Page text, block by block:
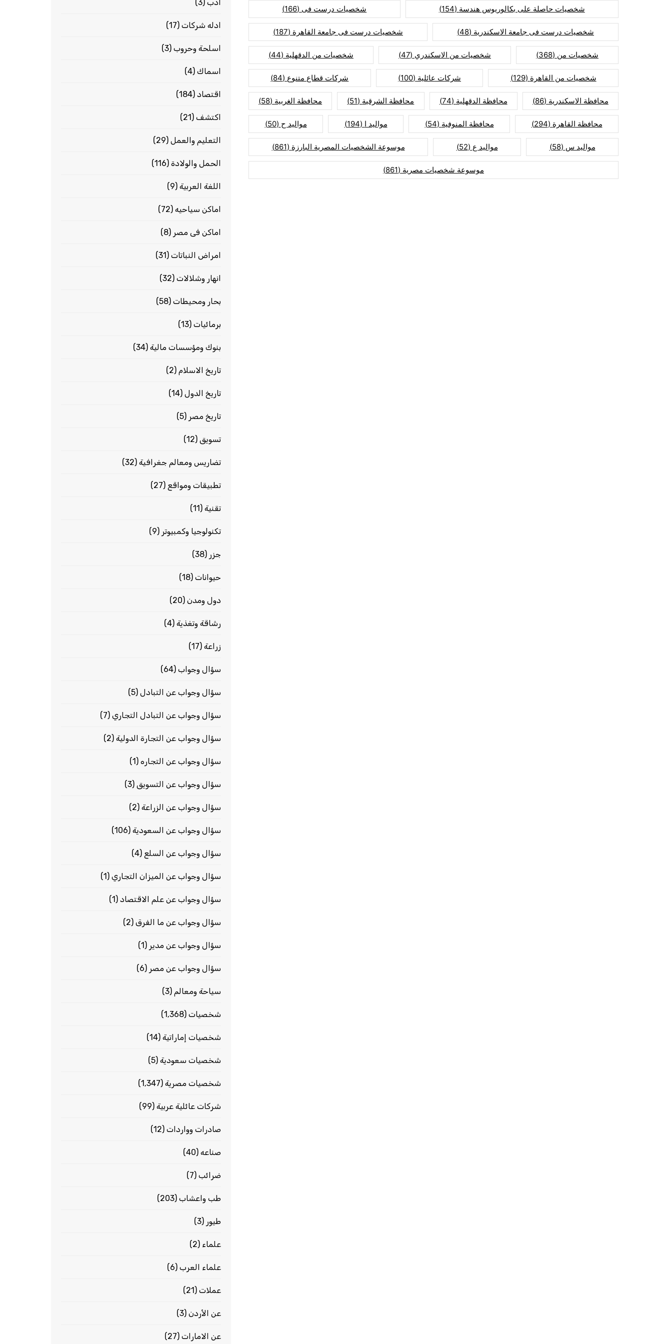
شخصيات حاصلة على بكالوريوس هندسة (154) شخصيات درست فى (166)
شخصيات درست فى جامعة الاسكندرية (48) شخصيات درست فى جامعة القاهرة (187)
شخصيات من (368) شخصيات من الاسكندري (47) شخصيات من الدقهلية (44)
شخصيات من القاهرة (129) شركات عائلية (100) شركات قطاع متنوع (84)
محافظة الاسكندرية (86) محافظة الدقهلية (74) محافظة الشرقية (51) محافظة الغربية (58)
محافظة القاهرة (294) محافظة المنوفية (54) مواليد ا (194) مواليد ح (50)
مواليد س (58) مواليد ع (52) موسوعة الشخصيات المصرية البارزة (861)
موسوعة شخصيات مصرية (861)
ادب (3)
ادله شركات (17)
اسلحة وحروب (3)
اسماك (4)
اقتصاد (184)
اكتشف (21)
التعليم والعمل (29)
الحمل والولادة (116)
اللغة العربية (9)
اماكن سياحيه (72)
اماكن فى مصر (8)
امراض النباتات (31)
انهار وشلالات (32)
بحار ومحيطات (58)
برمائيات (13)
بنوك ومؤسسات مالية (34)
تاريخ الاسلام (2)
تاريخ الدول (14)
تاريخ مصر (5)
تسويق (12)
تضاريس ومعالم جغرافية (32)
تطبيقات ومواقع (27)
تقنية (11)
تكنولوجيا وكمبيوتر (9)
جزر (38)
حيوانات (18)
دول ومدن (20)
رشاقة وتغذية (4)
زراعة (17)
سؤال وجواب (64)
سؤال وجواب عن التبادل (5)
سؤال وجواب عن التبادل التجاري (7)
سؤال وجواب عن التجارة الدولية (2)
سؤال وجواب عن التجاره (1)
سؤال وجواب عن التسويق (3)
سؤال وجواب عن الزراعة (2)
سؤال وجواب عن السعودية (106)
سؤال وجواب عن السلع (4)
سؤال وجواب عن الميزان التجاري (1)
سؤال وجواب عن علم الاقتصاد (1)
سؤال وجواب عن ما الفرق (2)
سؤال وجواب عن مدير (1)
سؤال وجواب عن مصر (6)
سياحة ومعالم (3)
شخصيات (1٬368)
شخصيات إماراتية (14)
شخصيات سعودية (5)
شخصيات مصرية (1٬347)
شركات عائلية عربية (99)
صادرات وواردات (12)
صناعه (40)
ضرائب (7)
طب واعشاب (203)
طيور (3)
علماء (2)
علماء العرب (6)
عملات (21)
عن الأردن (3)
عن الامارات (27)